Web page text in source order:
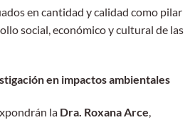
en cantidad y calidad como pilar
social, económico y cultural de las
en impactos ambientales
la Dra. Roxana Arce,